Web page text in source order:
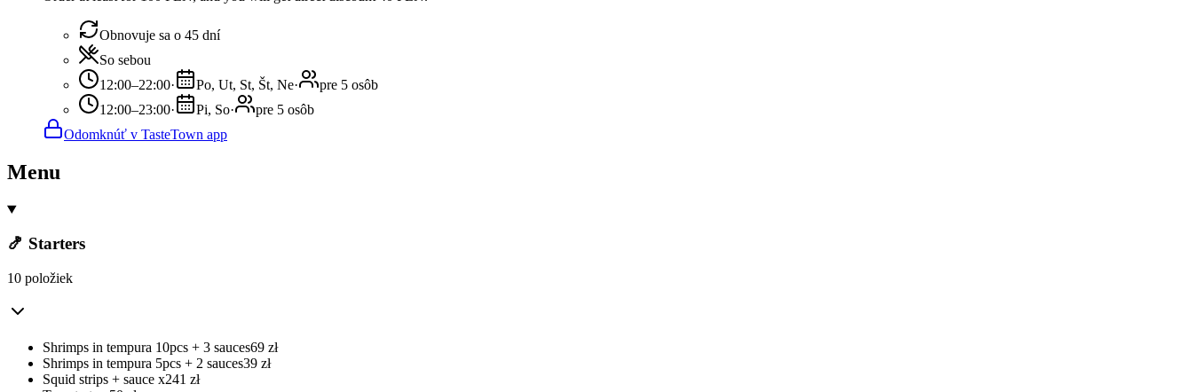
Obnovuje sa o 45 dní
So sebou
12:00–22:00· Po, Ut, St, Št, Ne·
pre 5 osôb
12:00–23:00· Pi, So·
pre 5 osôb
Odomknúť v TasteTown app
Menu
🍤 Starters
10 položiek
Shrimps in tempura 10pcs + 3 sauces69 zł
Shrimps in tempura 5pcs + 2 sauces39 zł
Squid strips + sauce x241 zł